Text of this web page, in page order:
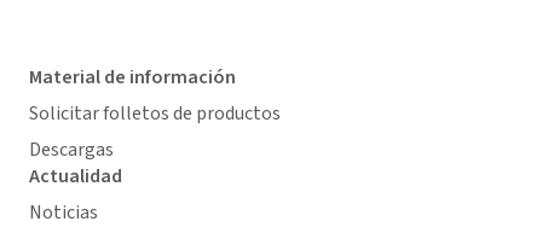
Material de información
Solicitar folletos de productos
Descargas
Actualidad
Noticias